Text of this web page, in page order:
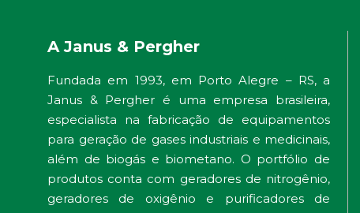
A Janus & Pergher
Fundada em 1993, em Porto Alegre – RS, a
Janus & Pergher é uma empresa brasileira,
especialista na fabricação de equipamentos
para geração de gases industriais e medicinais,
além de biogás e biometano. O portfólio de
produtos conta com geradores de nitrogênio,
geradores de oxigênio e purificadores de